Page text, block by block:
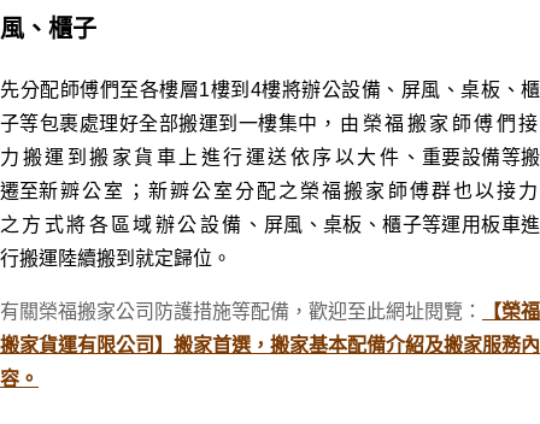
風、櫃子
先分配師傅們至各樓層1樓到4樓將辦公設備、屏風 、桌板 、櫃
子等包裹處理好全部搬運到一樓集中 ，由榮福搬家師傅們接
力搬運到搬家貨車上進行運送依序以大件 、重要設備等搬
遷至新辧公室
；新辧公室分配之榮福搬家師傅群也以接力
之方式將各區域辦公設備 、屏風 、桌板 、櫃子等運用板車進
行搬運陸續搬到就定歸位。
有關榮福搬家公司防護措施等配備，歡迎至此網址閱覽：
【榮福
搬家貨運有限公司】搬家首選，搬家基本配備介紹及搬家服務內
容。